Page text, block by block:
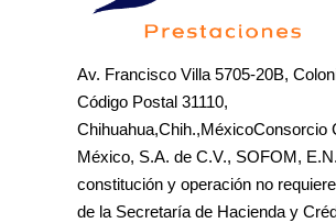
Av. Francisco Villa 5705-20B,
Código Postal 31110,
Chihuahua,Chih.,MéxicoConsorcio
México, S.A. de C.V., SOFOM,
constitución y operación no
de la Secretaría de Hacienda y